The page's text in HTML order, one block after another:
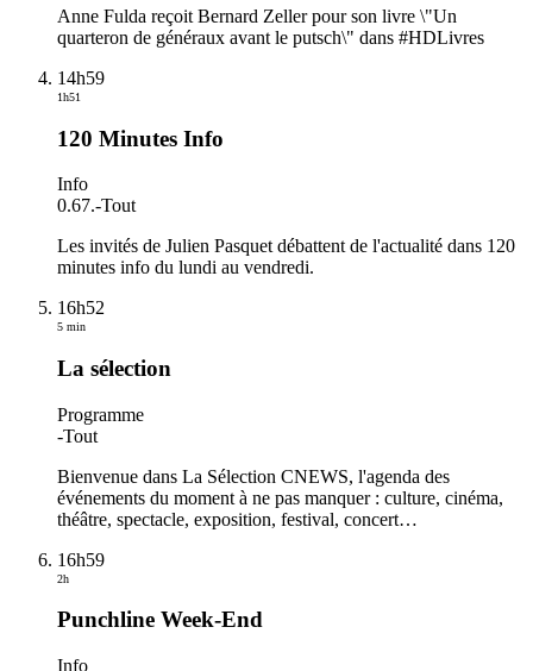
Anne Fulda reçoit Bernard Zeller pour son livre \"Un
quarteron de généraux avant le putsch\" dans #HDLivres
14h59
1h51
120 Minutes Info
Info
0.67.-Tout
Les invités de Julien Pasquet débattent de l'actualité dans 120
minutes info du lundi au vendredi.
16h52
5 min
La sélection
Programme
-Tout
Bienvenue dans La Sélection CNEWS, l'agenda des
événements du moment à ne pas manquer : culture, cinéma,
théâtre, spectacle, exposition, festival, concert…
16h59
2h
Punchline Week-End
Info